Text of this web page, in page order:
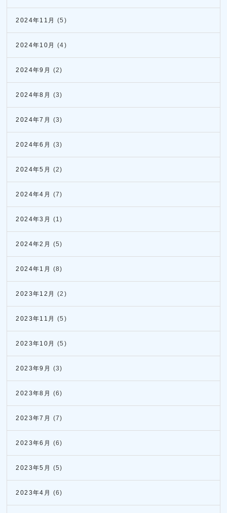
2024年11月 (5)
2024年10月 (4)
2024年9月 (2)
2024年8月 (3)
2024年7月 (3)
2024年6月 (3)
2024年5月 (2)
2024年4月 (7)
2024年3月 (1)
2024年2月 (5)
2024年1月 (8)
2023年12月 (2)
2023年11月 (5)
2023年10月 (5)
2023年9月 (3)
2023年8月 (6)
2023年7月 (7)
2023年6月 (6)
2023年5月 (5)
2023年4月 (6)